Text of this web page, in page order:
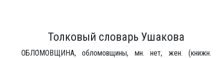
Толковый словарь Ушакова
ОБЛО́МОВЩИНА, обломовщины, мн. нет, жен. (книжн.